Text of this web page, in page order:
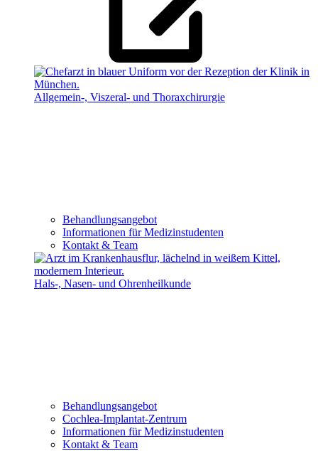
Allgemein-, Viszeral- und Thoraxchirurgie
Behandlungsangebot
Informationen für Medizinstudenten
Kontakt & Team
Hals-, Nasen- und Ohrenheilkunde
Behandlungsangebot
Cochlea-Implantat-Zentrum
Informationen für Medizinstudenten
Kontakt & Team